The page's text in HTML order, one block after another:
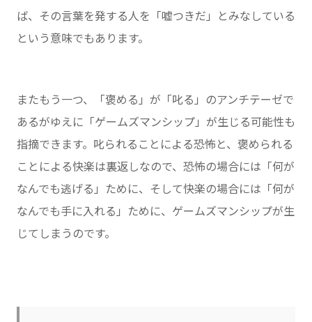
ば、その言葉を発する人を「嘘つきだ」とみなしている
という意味でもあります。
またもう一つ、「褒める」が「叱る」のアンチテーゼで
あるがゆえに「ゲームズマンシップ」が生じる可能性も
指摘できます。叱られることによる恐怖と、褒められる
ことによる快楽は裏返しなので、恐怖の場合には「何が
なんでも逃げる」ために、そして快楽の場合には「何が
なんでも手に入れる」ために、ゲームズマンシップが生
じてしまうのです。